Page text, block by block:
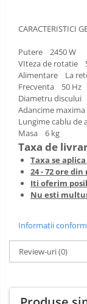
Articole
Sere si solarii
Suflante si
Unelte altoit
Unelte manuale
Stropitori
Folie si plase pt
Masini de
Masini batut stalpi
Pentru Casa si
voiaj
Accesorii aragaze
Butelii
Pirostrii si
CARACTERISTICI
Putere 2450 W
VIteza de rotatie
Alimentare La
Frecventa 50 Hz
Diametru
Adancime
Lungime cablu
Masa 6 kg
Taxa de
Taxa se
24 - 72 ore
Iti oferim
Nu esti
Informatii
Review-uri(0)